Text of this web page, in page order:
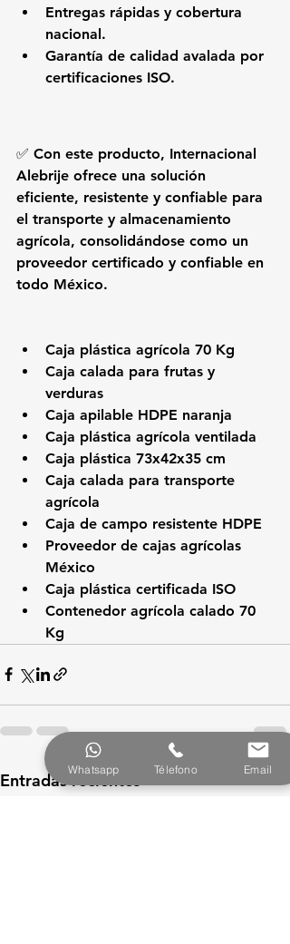
Entregas rápidas y cobertura
nacional.
Garantía de calidad avalada por
certificaciones ISO.
✅ Con este producto, Internacional
Alebrije ofrece una solución
eficiente, resistente y confiable para
el transporte y almacenamiento
agrícola, consolidándose como un
proveedor certificado y confiable en
todo México.
Caja plástica agrícola 70 Kg
Caja calada para frutas y
verduras
Caja apilable HDPE naranja
Caja plástica agrícola ventilada
Caja plástica 73x42x35 cm
Caja calada para transporte
agrícola
Caja de campo resistente HDPE
Proveedor de cajas agrícolas
México
Caja plástica certificada ISO
Contenedor agrícola calado 70
Kg
Entradas recientes Ver todo
Whatsapp Télefono Email